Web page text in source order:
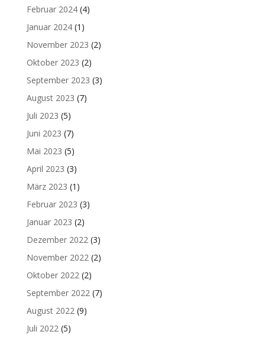
Februar 2024(4)
Januar 2024(1)
November 2023 (2)
Oktober 2023 (2)
September 2023 (3)
August 2023 (7)
Juli 2023 (5)
Juni 2023 (7)
Mai 2023 (5)
April 2023 (3)
März 2023 (1)
Februar 2023 (3)
Januar 2023 (2)
Dezember 2022 (3)
November 2022 (2)
Oktober 2022 (2)
September 2022 (7)
August 2022 (9)
Juli 2022 (5)